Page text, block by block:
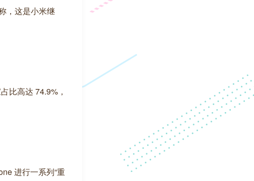
，这是小米继
比高达 74.9%，
进行一系列“重